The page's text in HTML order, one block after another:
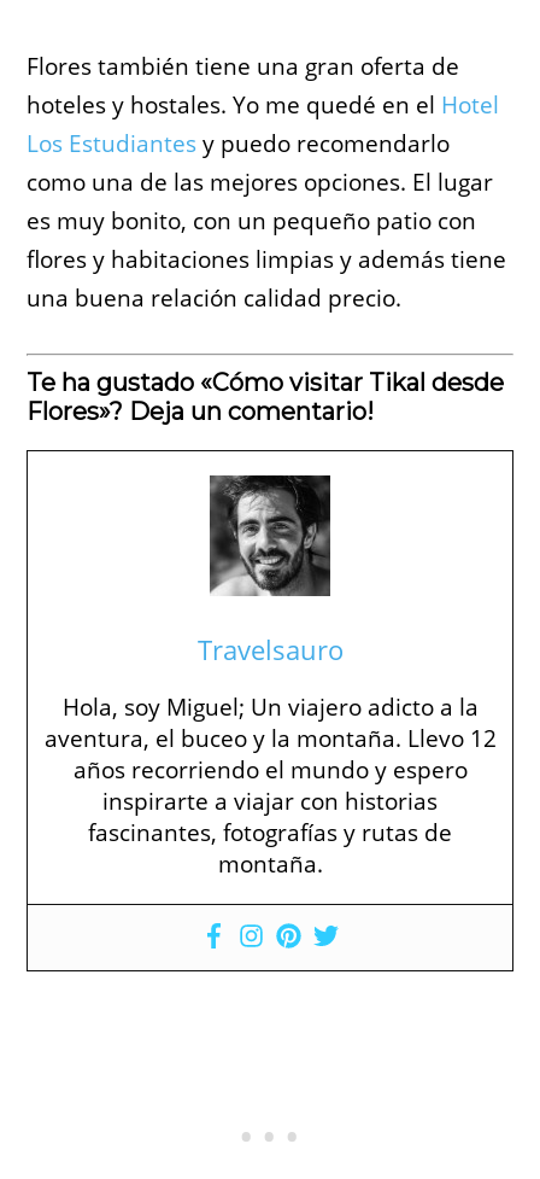
Flores también tiene una gran oferta de
hoteles y hostales. Yo me quedé en el Hotel
Los Estudiantesy puedo recomendarlo
como una de las mejores opciones. El lugar
es muy bonito, con un pequeño patio con
flores y habitaciones limpias y además tiene
una buena relación calidad precio.
Te ha gustado «Cómo visitar Tikal desde
Flores»? Deja un comentario!
Travelsauro
Hola, soy Miguel; Un viajero adicto a la
aventura, el buceo y la montaña. Llevo 12
años recorriendo el mundo y espero
inspirarte a viajar con historias
fascinantes, fotografías y rutas de
montaña.